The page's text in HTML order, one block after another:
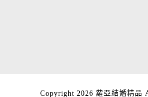
Copyright 2026 蘿亞結婚精品